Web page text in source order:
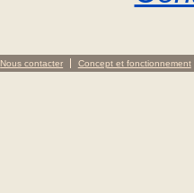
Nous contacter Concept et fonctionnement